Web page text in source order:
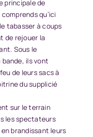
principale de
comprends qu’ici
tabasser à coups
de rejouer la
Sous le
ils vont
de leurs sacs à
du supplicié
sur le terrain
les spectateurs
brandissant leurs